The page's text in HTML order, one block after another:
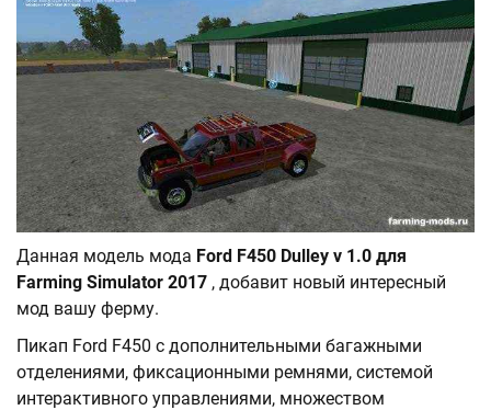
Данная модель мода Ford F450 Dulley v 1.0 для
Farming Simulator 2017 , добавит новый интересный
мод вашу ферму.
Пикап Ford F450 с дополнительными багажными
отделениями, фиксационными ремнями, системой
интерактивного управлениями, множеством